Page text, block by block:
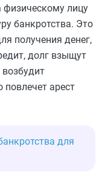
физическому лицу
банкротства. Это
получения денег,
долг взыщут
повлечет арест
для